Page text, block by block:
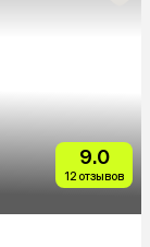
9.0
12 отзывов